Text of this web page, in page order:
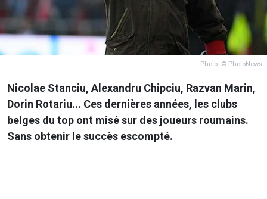
Photo: © PhotoNews
Nicolae Stanciu, Alexandru Chipciu, Razvan Marin,
Dorin Rotariu... Ces dernières années, les clubs
belges du top ont misé sur des joueurs roumains.
Sans obtenir le succès escompté.